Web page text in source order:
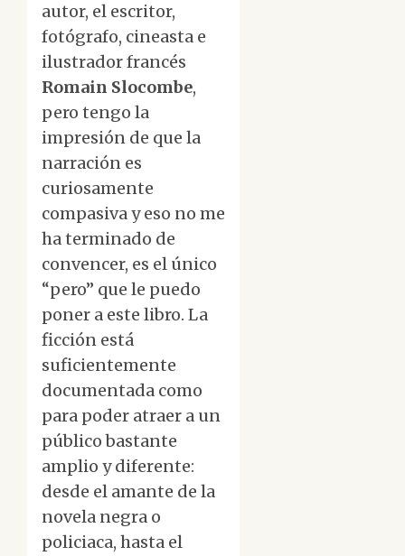
autor, el escritor,
fotógrafo, cineasta e
ilustrador francés
Romain Slocombe,
pero tengo la
impresión de que la
narración es
curiosamente
compasiva y eso no me
ha terminado de
convencer, es el único
“pero” que le puedo
poner a este libro. La
ficción está
suficientemente
documentada como
para poder atraer a un
público bastante
amplio y diferente:
desde el amante de la
novela negra o
policiaca, hasta el